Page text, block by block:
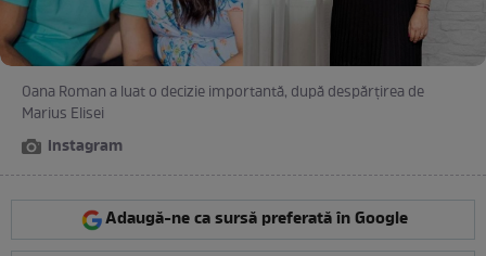
Oana Roman a luat o decizie importantă, după despărțirea de
Marius Elisei
instagram
Adaugă-ne ca sursă preferată în Google